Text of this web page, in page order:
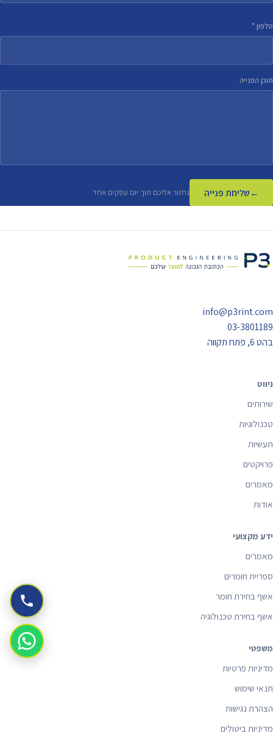
טלפון *
תוכן הפנייה
שליחת פנייה נחזור אליכם תוך יום עסקים אחד
info@p3rint.com
03-3801189
בהט 6, פתח תקווה
ניווט
שירותים
טכנולוגיות
תעשיות
פרויקטים
מאמרים
אודות
ידע מקצועי
מאמרים
ספריית חומרים
אשף בחירת חומר
אשף בחירת טכנולוגיה
משפטי
מדיניות פרטיות
תנאי שימוש
הצהרת נגישות
מדיניות ביטולים